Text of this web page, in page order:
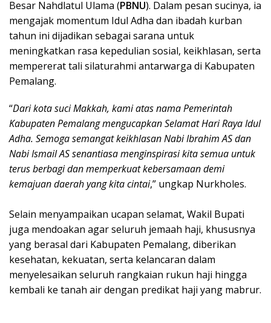
Besar Nahdlatul Ulama (PBNU). Dalam pesan sucinya, ia
mengajak momentum Idul Adha dan ibadah kurban
tahun ini dijadikan sebagai sarana untuk
meningkatkan rasa kepedulian sosial, keikhlasan, serta
mempererat tali silaturahmi antarwarga di Kabupaten
Pemalang.
“Dari kota suci Makkah, kami atas nama Pemerintah
Kabupaten Pemalang mengucapkan Selamat Hari Raya Idul
Adha. Semoga semangat keikhlasan Nabi Ibrahim AS dan
Nabi Ismail AS senantiasa menginspirasi kita semua untuk
terus berbagi dan memperkuat kebersamaan demi
kemajuan daerah yang kita cintai,” ungkap Nurkholes.
Selain menyampaikan ucapan selamat, Wakil Bupati
juga mendoakan agar seluruh jemaah haji, khususnya
yang berasal dari Kabupaten Pemalang, diberikan
kesehatan, kekuatan, serta kelancaran dalam
menyelesaikan seluruh rangkaian rukun haji hingga
kembali ke tanah air dengan predikat haji yang mabrur.